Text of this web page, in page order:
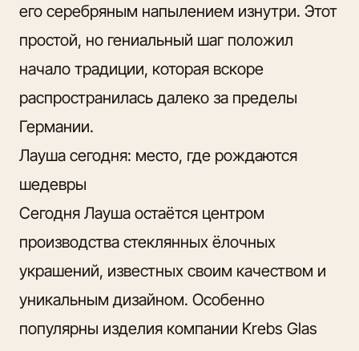
его серебряным напылением изнутри. Этот
простой, но гениальный шаг положил
начало традиции, которая вскоре
распространилась далеко за пределы
Германии.
Лауша сегодня: место, где рождаются
шедевры
Сегодня Лауша остаётся центром
производства стеклянных ёлочных
украшений, известных своим качеством и
уникальным дизайном. Особенно
популярны изделия компании Krebs Glas